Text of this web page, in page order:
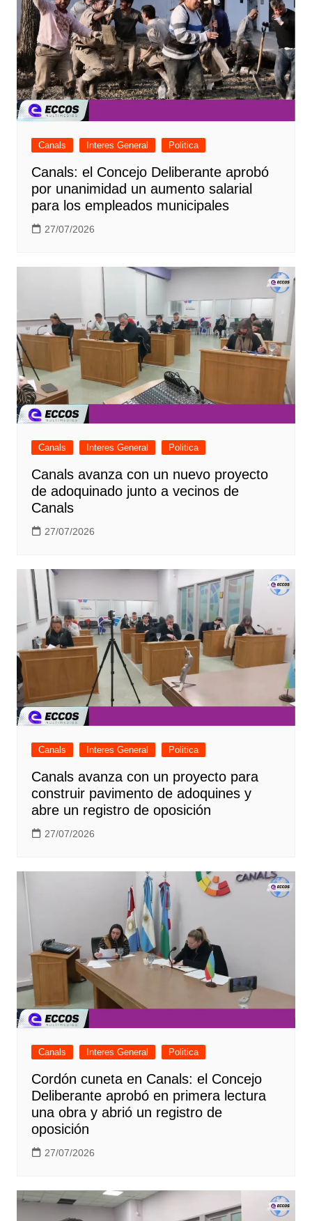
Canals Interes General Politica
Canals: el Concejo Deliberante aprobó
por unanimidad un aumento salarial
para los empleados municipales
27/07/2026
Canals Interes General Politica
Canals avanza con un nuevo proyecto
de adoquinado junto a vecinos de
Canals
27/07/2026
Canals Interes General Politica
Canals avanza con un proyecto para
construir pavimento de adoquines y
abre un registro de oposición
27/07/2026
Canals Interes General Politica
Cordón cuneta en Canals: el Concejo
Deliberante aprobó en primera lectura
una obra y abrió un registro de
oposición
27/07/2026